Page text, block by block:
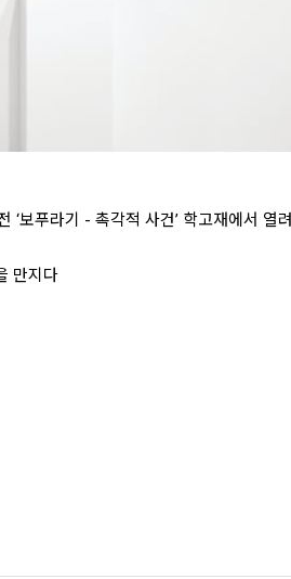
‘보푸라기 - 촉각적 사건’ 학고재에서 열려
만지다